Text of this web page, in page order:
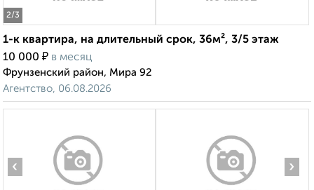
2/3
1-к квартира, на длительный срок, 36м², 3/5 этаж
10 000 ₽ в месяц
Фрунзенский район, Мира 92
Агентство, 06.08.2026
‹ ›